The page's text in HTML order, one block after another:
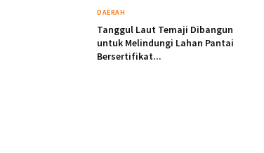
DAERAH
Tanggul Laut Temaji Dibangun
untuk Melindungi Lahan Pantai
Bersertifikat...